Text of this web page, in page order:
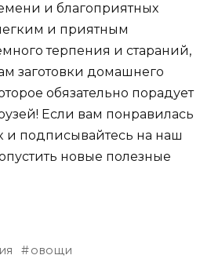
и благоприятных
и приятным
терпения и стараний,
заготовки домашнего
обязательно порадует
Если вам понравилась
и подписывайтесь на наш
новые полезные
овощи